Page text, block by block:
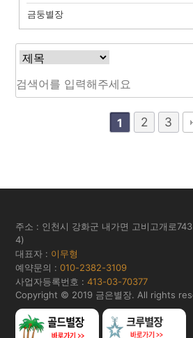
금둥별장
1 2 3
주소 : 인천시 강화군 내가면 고비고개로
4)
대표자 : 이무형
예약문의 :010-2382-3109
사업자등록번호 :413-03-70377
Copyright © 2019 금은별장. All rights